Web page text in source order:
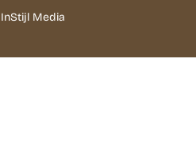
Media